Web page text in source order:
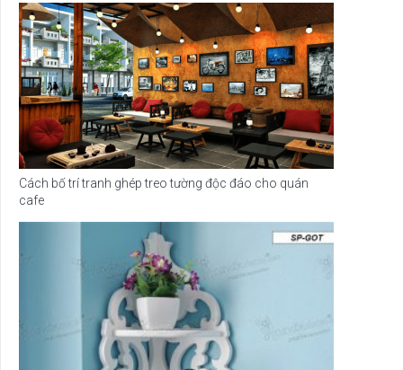
Cách bố trí tranh ghép treo tường độc đáo cho quán
cafe